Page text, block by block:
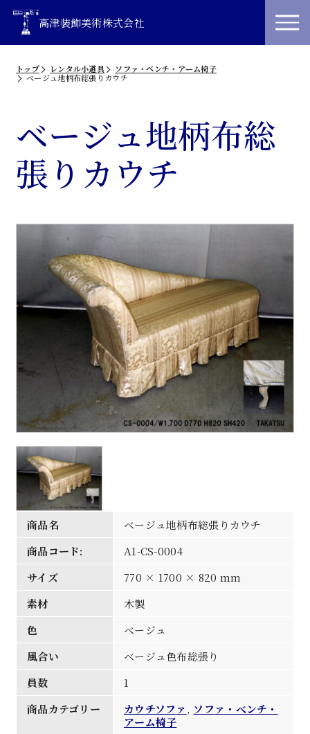
高津装飾美術株式会社
トップ レンタル小道具
ソファ・べンチ・アーム椅子
ベージュ地柄布総張りカウチ
ベージュ地柄布総
張りカウチ
商品名
ベージュ地柄布総張りカウチ
商品コード:
A1-CS-0004
サイズ
770 × 1700 × 820 mm
素材
木製
色
ベージュ
風合い
ベージュ色布総張り
員数
1
商品カテゴリー
カウチソファ , ソファ・べンチ・
アーム椅子